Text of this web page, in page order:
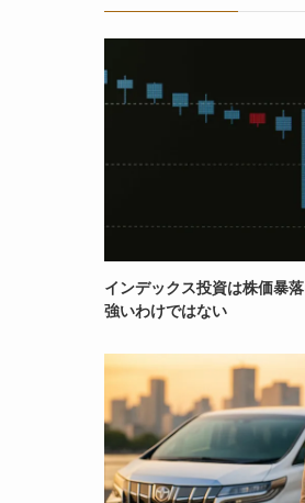
インデックス投資は株価暴
強いわけではない